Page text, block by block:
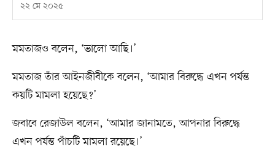
২২ মে ২০২৫
মমতাজও বলেন, ‘ভালো আছি।’
মমতাজ তাঁর আইনজীবীকে বলেন, ‘আমার বিরুদ্ধে এখন পর্যন্ত
কয়টি মামলা হয়েছে?’
জবাবে রেজাউল বলেন, ‘আমার জানামতে, আপনার বিরুদ্ধে
এখন পর্যন্ত পাঁচটি মামলা রয়েছে।’